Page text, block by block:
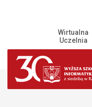
Wirtualna
Uczelnia